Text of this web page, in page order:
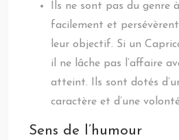
Ils ne sont pas du genre
facilement et
leur objectif. Si un
il ne lâche pas l’affaire
atteint. Ils sont dotés
caractère et d’une
Sens de l’humour